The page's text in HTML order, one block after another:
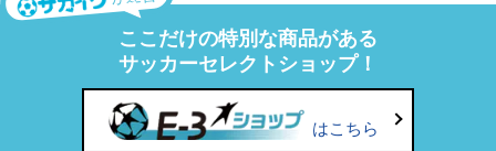
ここだけの特別な商品がある
サッカーセレクトショップ！
はこちら